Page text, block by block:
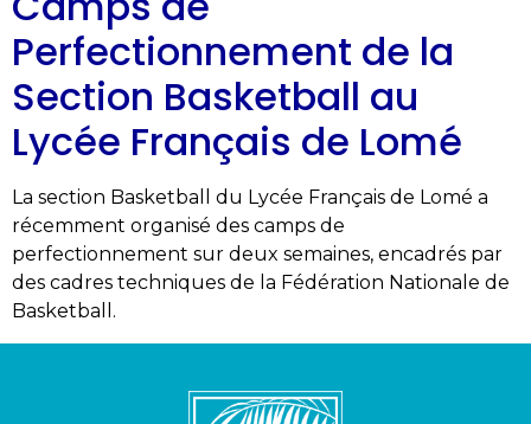
Perfectionnement de la
Section Basketball au
Lycée Français de Lomé
La section Basketball du Lycée Français de Lomé a
récemment organisé des camps de
perfectionnement sur deux semaines, encadrés par
des cadres techniques de la Fédération Nationale de
Basketball.